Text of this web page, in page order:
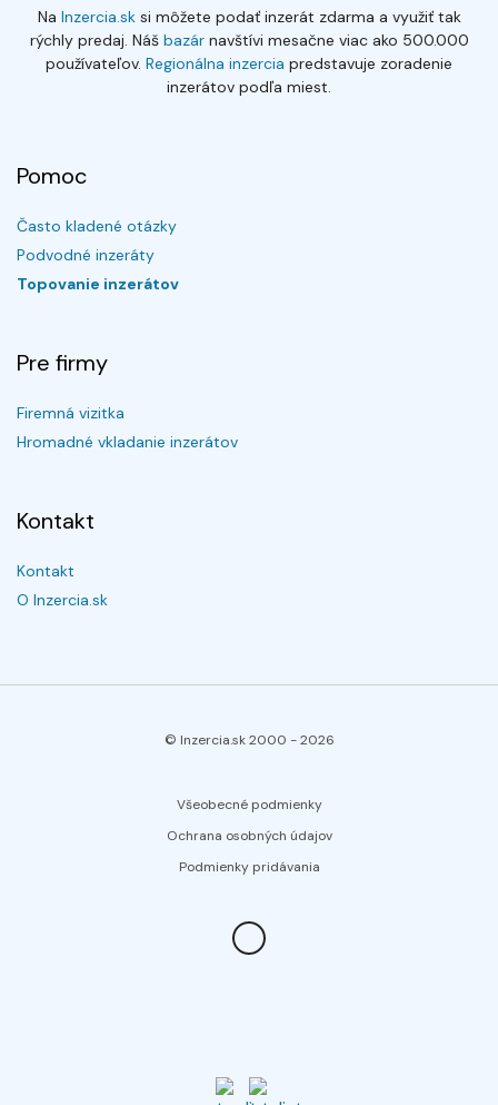
Na Inzercia.sksi môžete podať inzerát zdarma a využiť tak
rýchly predaj. Náš bazárnavštívi mesačne viac ako 500.000
používateľov. Regionálna inzercia predstavuje zoradenie
inzerátov podľa miest.
Pomoc
Často kladené otázky
Podvodné inzeráty
Topovanie inzerátov
Pre firmy
Firemná vizitka
Hromadné vkladanie inzerátov
Kontakt
Kontakt
O Inzercia.sk
© Inzercia.sk 2000 -2026
Všeobecné podmienky
Ochrana osobných údajov
Podmienky pridávania